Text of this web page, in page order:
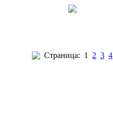
Страница: 1 2 3 4